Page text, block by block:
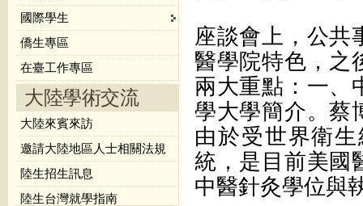
座談會上，公共
醫學院特色，之
兩大重點：一、
學大學簡介。蔡
由於受世界衛
統，是目前美國
中醫針灸學位與
國際學生
僑生專區
在臺工作專區
大陸學術交流
大陸來賓來訪
邀請大陸地區人士相關法規
陸生招生訊息
陸生台灣就學指南